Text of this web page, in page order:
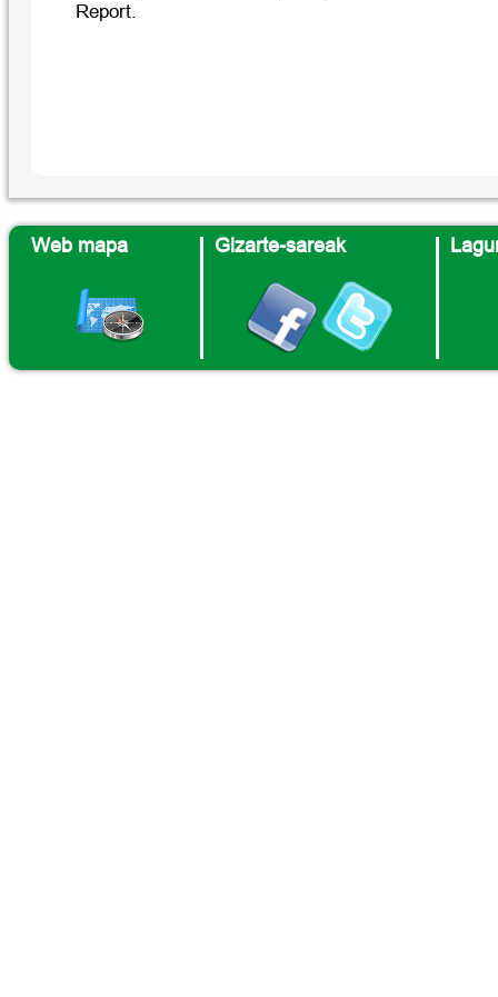
Report.
Web mapa Gizarte-sareak